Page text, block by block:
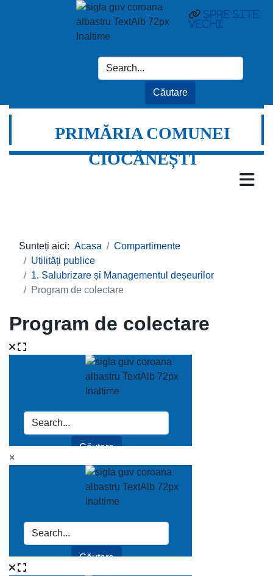
Spre site
vechi
PRIMĂRIA COMUNEI
CIOCĂNEȘTI
Sunteți aici: Acasa
Compartimente
Utilități publice
1. Salubrizare și Managementul deșeurilor
Program de colectare
Program de colectare
×